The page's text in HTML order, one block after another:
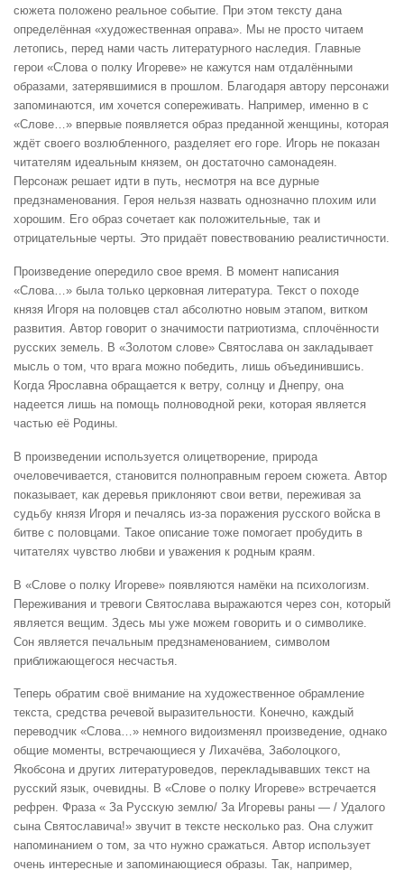
сюжета положено реальное событие. При этом тексту дана
определённая «художественная оправа». Мы не просто читаем
летопись, перед нами часть литературного наследия. Главные
герои «Слова о полку Игореве» не кажутся нам отдалёнными
образами, затерявшимися в прошлом. Благодаря автору персонажи
запоминаются, им хочется сопереживать. Например, именно в с
«Слове…» впервые появляется образ преданной женщины, которая
ждёт своего возлюбленного, разделяет его горе. Игорь не показан
читателям идеальным князем, он достаточно самонадеян.
Персонаж решает идти в путь, несмотря на все дурные
предзнаменования. Героя нельзя назвать однозначно плохим или
хорошим. Его образ сочетает как положительные, так и
отрицательные черты. Это придаёт повествованию реалистичности.
Произведение опередило свое время. В момент написания
«Слова…» была только церковная литература. Текст о походе
князя Игоря на половцев стал абсолютно новым этапом, витком
развития. Автор говорит о значимости патриотизма, сплочённости
русских земель. В «Золотом слове» Святослава он закладывает
мысль о том, что врага можно победить, лишь объединившись.
Когда Ярославна обращается к ветру, солнцу и Днепру, она
надеется лишь на помощь полноводной реки, которая является
частью её Родины.
В произведении используется олицетворение, природа
очеловечивается, становится полноправным героем сюжета. Автор
показывает, как деревья приклоняют свои ветви, переживая за
судьбу князя Игоря и печалясь из-за поражения русского войска в
битве с половцами. Такое описание тоже помогает пробудить в
читателях чувство любви и уважения к родным краям.
В «Слове о полку Игореве» появляются намёки на психологизм.
Переживания и тревоги Святослава выражаются через сон, который
является вещим. Здесь мы уже можем говорить и о символике.
Сон является печальным предзнаменованием, символом
приближающегося несчастья.
Теперь обратим своё внимание на художественное обрамление
текста, средства речевой выразительности. Конечно, каждый
переводчик «Слова…» немного видоизменял произведение, однако
общие моменты, встречающиеся у Лихачёва, Заболоцкого,
Якобсона и других литературоведов, перекладывавших текст на
русский язык, очевидны. В «Слове о полку Игореве» встречается
рефрен. Фраза « За Русскую землю/ За Игоревы раны — / Удалого
сына Святославича!» звучит в тексте несколько раз. Она служит
напоминанием о том, за что нужно сражаться. Автор использует
очень интересные и запоминающиеся образы. Так, например,